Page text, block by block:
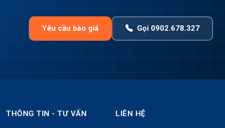
Yêu cầu báo giá Gọi 0902.678.327
THÔNG TIN - TƯ VẤN LIÊN HỆ